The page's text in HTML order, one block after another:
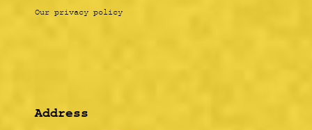
Our privacy policy
Address